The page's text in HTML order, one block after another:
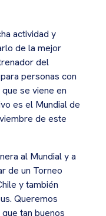
actividad y
de la mejor
del
personas con
se viene en
es el Mundial de
de este
al Mundial y a
de un Torneo
y también
Queremos
tan buenos